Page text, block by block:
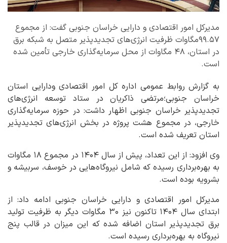
مدیرکل امور اقتصادی و دارایی خراسان جنوبی گفت: از مجموع
۹۹.۵۷مگاوات ظرفیت انرژی‌های تجدیدپذیر متصل به شبکه برق
در استان، ۴۸ مگاوات از محل سرمایه‌گذاری خارجی تأمین شده
است.
به گزارش روابط عمومی اداره کل امور اقتصادی ودارایی استان
خراسان جنوبی؛مرتضی ذاکریان در ستاد توسعه انرژی‌های
تجدیدپذیر خراسان جنوبی اظهار داشت: در حوزه سرمایه‌گذاری
خارجی، در مجموع هشت پروژه در بخش انرژی‌های تجدیدپذیر
استان تعریف شده است.
وی افزود: از این تعداد، پیش از سال ۱۴۰۴ در مجموع ۱۸ مگاوات
به بهره‌برداری رسیده که شامل نیروگاه‌هایی در خوسف، سربیشه و
بشرویه بوده است.
مدیرکل امور اقتصادی و دارایی خراسان جنوبی ادامه داد: از
ابتدای سال ۱۴۰۴ تاکنون نیز ۳۰ مگاوات دیگر به ظرفیت تولید
برق تجدیدپذیر استان اضافه شده که این میزان در قالب پنج
نیروگاه به بهره‌برداری رسیده است.